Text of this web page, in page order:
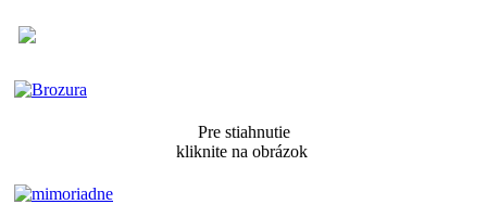
Pre stiahnutie
kliknite na obrázok